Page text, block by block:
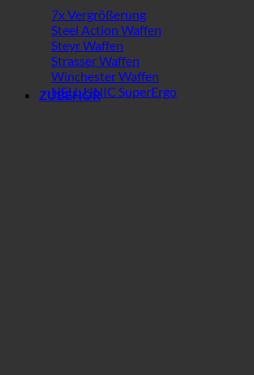
7x Vergrößerung
Steel Action Waffen
Steyr Waffen
Strasser Waffen
Winchester Waffen
NEU: UNIC SuperErgo
ZUBEHÖR